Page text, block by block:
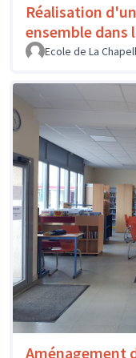
Réalisation
ensemble dans
Ecole de La
Aménagement